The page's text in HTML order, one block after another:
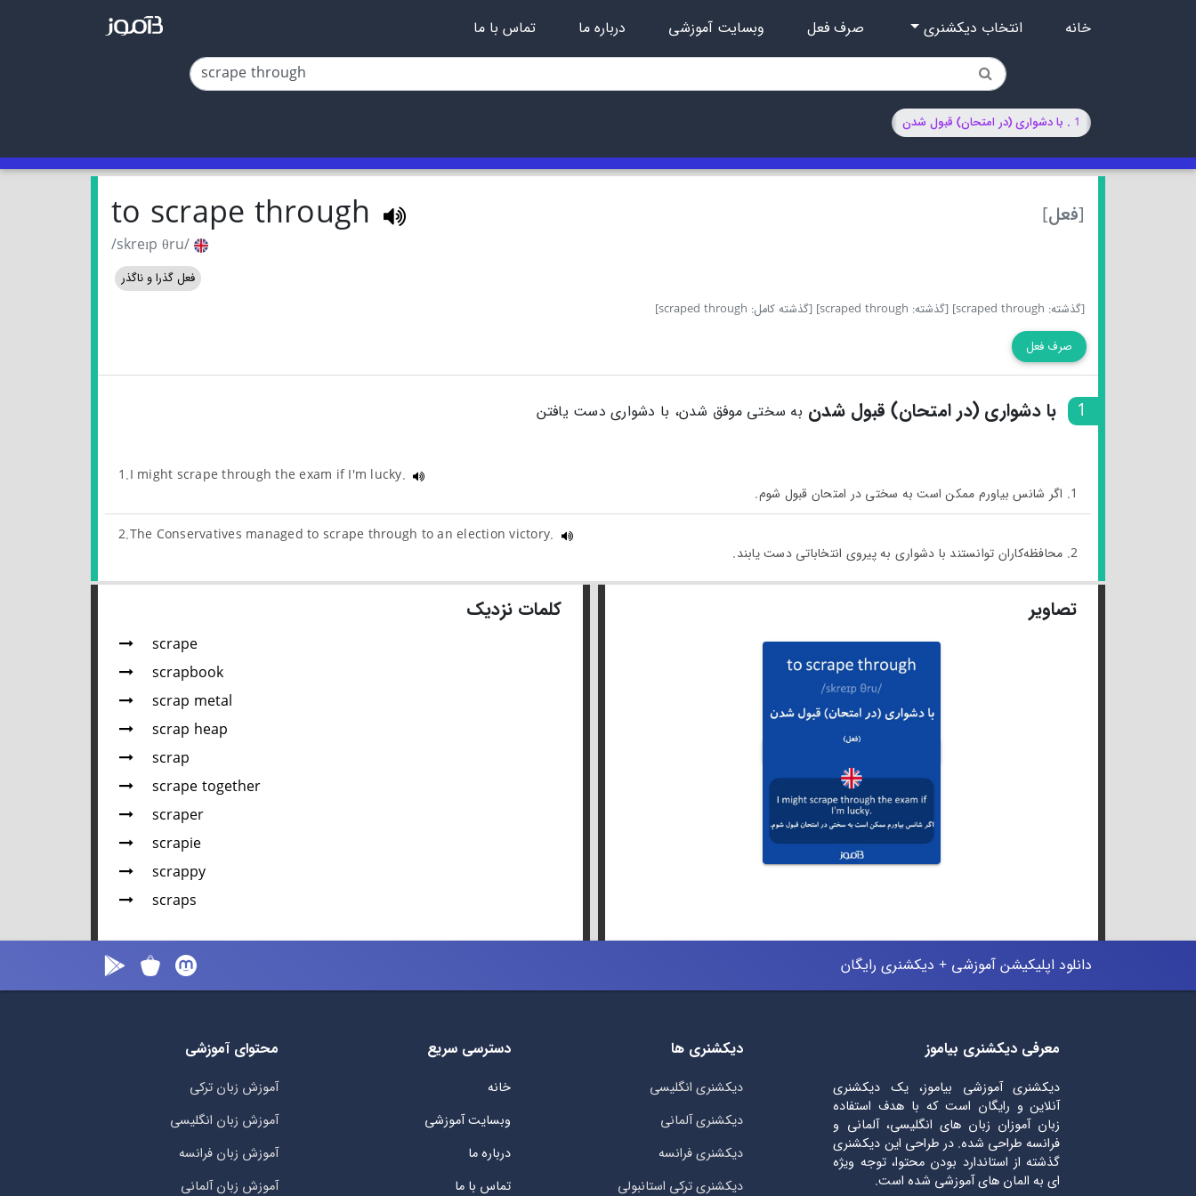
خانه انتخاب دیکشنری صرف فعل وبسایت آموزشی درباره ما تماس با ما
1 . با دشواری (در امتحان) قبول شدن
[فعل] to scrape through
/skreɪp θru/
فعل گذرا و ناگذر
[گذشته: scraped through]
[گذشته: scraped through] [گذشته کامل: scraped through]
صرف فعل
1 با دشواری (در امتحان) قبول شدن به سختی موفق شدن، با دشواری دست یافتن
1.I might scrape through the exam if I'm lucky.
1. اگر شانس بیاورم ممکن است به سختی در امتحان قبول شوم.
2.The Conservatives managed to scrape through to an election victory.
2. محافظه‌کاران توانستند با دشواری به پیروی انتخاباتی دست یابند.
تصاویر کلمات نزدیک
scrape
scrapbook
scrap metal
scrap heap
scrap
scrape together
scraper
scrapie
scrappy
scraps
دانلود اپلیکیشن آموزشی + دیکشنری رایگان
معرفی دیکشنری بیاموز
دیکشنری آموزشی بیاموز، یک دیکشنری
آنلاین و رایگان است که با هدف استفاده
زبان آموزان زبان های انگلیسی، آلمانی و
فرانسه طراحی شده. در طراحی این دیکشنری
گذشته از استاندارد بودن محتوا، توجه ویژه
ای به المان های آموزشی شده است.
دیکشنری ها
دیکشنری انگلیسی
دیکشنری آلمانی
دیکشنری فرانسه
دیکشنری ترکی استانبولی
دسترسی سریع
خانه
وبسایت آموزشی
درباره ما
تماس با ما
محتوای آموزشی
آموزش زبان ترکی
آموزش زبان انگلیسی
آموزش زبان فرانسه
آموزش زبان آلمانی